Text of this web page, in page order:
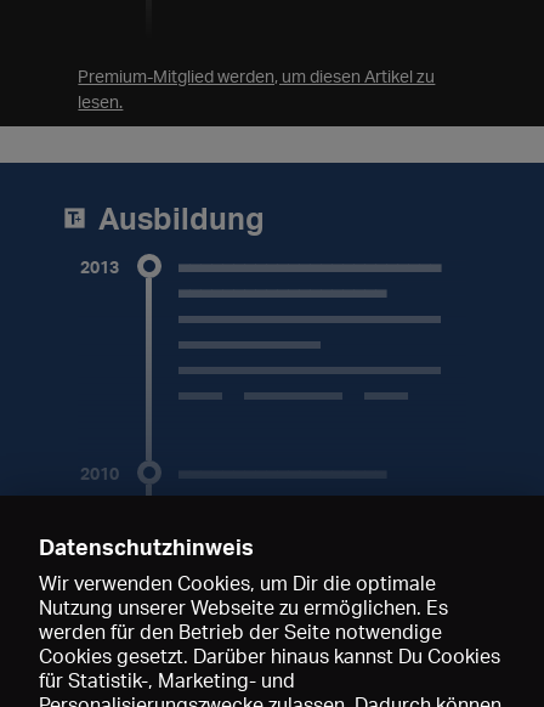
________________________
___
2013 ________________________
2004 bis 2006
Premium-Mitglied werden, um diesen Artikel zu
lesen.
Ausbildung
2013 ________________________
___________________
________________________
_____________
________________________
____ Abschluss 2013
2010
____________________
____ Abschluss 2010
2009 ________________________
___
________________________
Premium-Mitglied werden, um diesen Artikel zu
lesen.
Datenschutzhinweis
Wir verwenden Cookies, um Dir die optimale
Nutzung unserer Webseite zu ermöglichen. Es
werden für den Betrieb der Seite notwendige
Cookies gesetzt. Darüber hinaus kannst Du Cookies
für Statistik-, Marketing- und